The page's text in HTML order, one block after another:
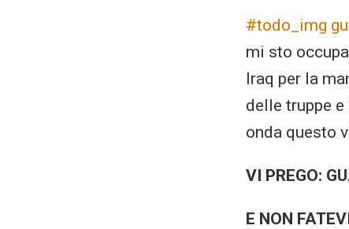
#todo_img
mi sto
Iraq per la
delle truppe
onda questo
VI PREGO:
E NON